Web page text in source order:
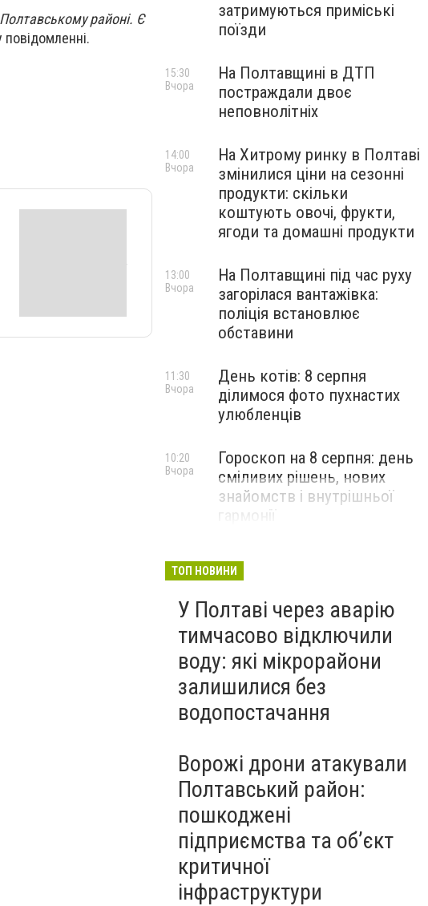
районі. Є
повідомленні.
затримуються приміські
поїзди
На Полтавщині в ДТП
постраждали двоє
неповнолітніх
15:30
Вчора
На Хитрому ринку в Полтаві
змінилися ціни на сезонні
продукти: скільки
коштують овочі, фрукти,
ягоди та домашні продукти
14:00
Вчора
На Полтавщині під час руху
загорілася вантажівка:
поліція встановлює
обставини
13:00
Вчора
День котів: 8 серпня
ділимося фото пухнастих
улюбленців
11:30
Вчора
Гороскоп на 8 серпня: день
сміливих рішень, нових
знайомств і внутрішньої
10:20
Вчора
ТОП НОВИНИ
У Полтаві через аварію
тимчасово відключили
воду: які мікрорайони
залишилися без
водопостачання
Ворожі дрони атакували
Полтавський район:
пошкоджені
підприємства та об’єкт
критичної
інфраструктури